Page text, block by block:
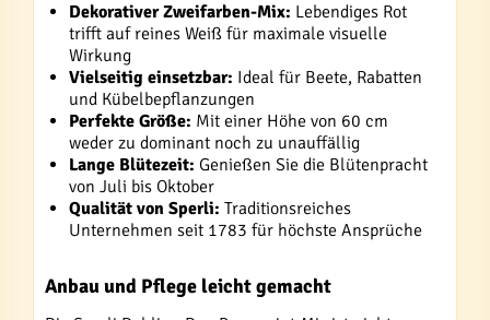
Dekorativer Zweifarben-Mix: Lebendiges Rot
trifft auf reines Weiß für maximale visuelle
Wirkung
Vielseitig einsetzbar: Ideal für Beete, Rabatten
und Kübelbepflanzungen
Perfekte Größe: Mit einer Höhe von 60 cm
weder zu dominant noch zu unauffällig
Lange Blütezeit: Genießen Sie die Blütenpracht
von Juli bis Oktober
Qualität von Sperli: Traditionsreiches
Unternehmen seit 1783 für höchste Ansprüche
Anbau und Pflege leicht gemacht